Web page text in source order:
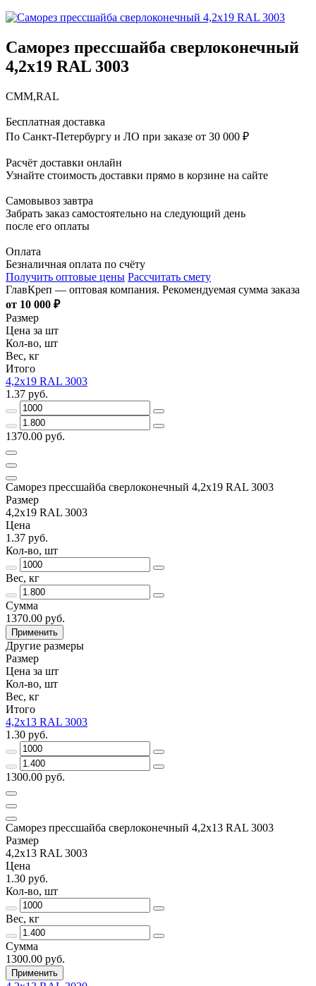
Саморез прессшайба сверлоконечный
4,2х19 RAL 3003
СММ,RAL
Бесплатная доставка
По Санкт-Петербургу и ЛО при заказе от 30 000 ₽
Расчёт доставки онлайн
Узнайте стоимость доставки прямо в корзине на сайте
Самовывоз завтра
Забрать заказ самостоятельно на следующий день
после его оплаты
Оплата
Безналичная оплата по счёту
Получить оптовые цены Рассчитать смету
ГлавКреп — оптовая компания. Рекомендуемая сумма заказа
от 10 000 ₽
Размер
Цена за шт
Кол-во, шт
Вес, кг
Итого
4,2х19 RAL 3003
1.37 руб.
1370.00 руб.
Саморез прессшайба сверлоконечный 4,2х19 RAL 3003
Размер
4,2х19 RAL 3003
Цена
1.37 руб.
Кол-во, шт
Вес, кг
Сумма
1370.00 руб.
Применить
Другие размеры
Размер
Цена за шт
Кол-во, шт
Вес, кг
Итого
4,2х13 RAL 3003
1.30 руб.
1300.00 руб.
Саморез прессшайба сверлоконечный 4,2х13 RAL 3003
Размер
4,2х13 RAL 3003
Цена
1.30 руб.
Кол-во, шт
Вес, кг
Сумма
1300.00 руб.
Применить